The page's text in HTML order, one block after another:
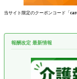
当サイト限定のクーポンコード「
報酬改定 最新情報